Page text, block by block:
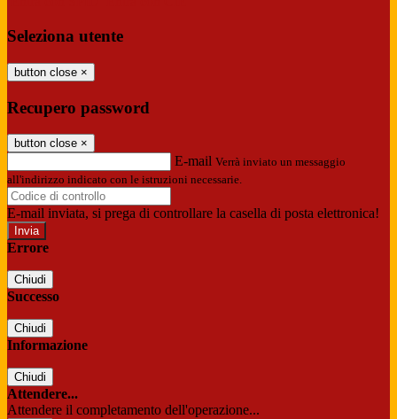
Seleziona utente
button close ×
Recupero password
button close ×
E-mail Verrà inviato un messaggio
all'indirizzo indicato con le istruzioni necessarie.
E-mail inviata, si prega di controllare la casella di posta elettronica!
Errore
Chiudi
Successo
Chiudi
Informazione
Chiudi
Attendere...
Attendere il completamento dell'operazione...